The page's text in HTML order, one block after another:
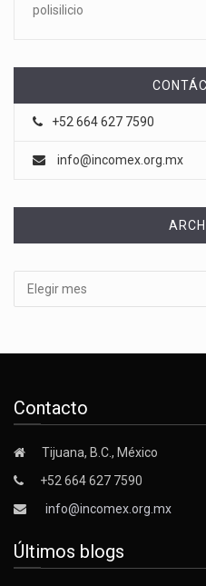
polisilicio
+52 664 627 7590
info@incomex.org.mx
Contacto
Tijuana, B.C., México
+52 664 627 7590
info@incomex.org.mx
Últimos blogs